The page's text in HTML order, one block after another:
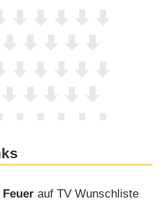
auf TV Wunschliste